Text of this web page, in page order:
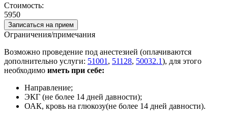
Стоимость:
5950
Записаться на прием
Ограничения/примечания
Возможно проведение под анестезией (оплачиваются
дополнительно услуги: 51001 , 51128, 50032.1), для этого
необходимо иметь при себе:
Направление;
ЭКГ (не более 14 дней давности);
ОАК, кровь на глюкозу(не более 14 дней давности).